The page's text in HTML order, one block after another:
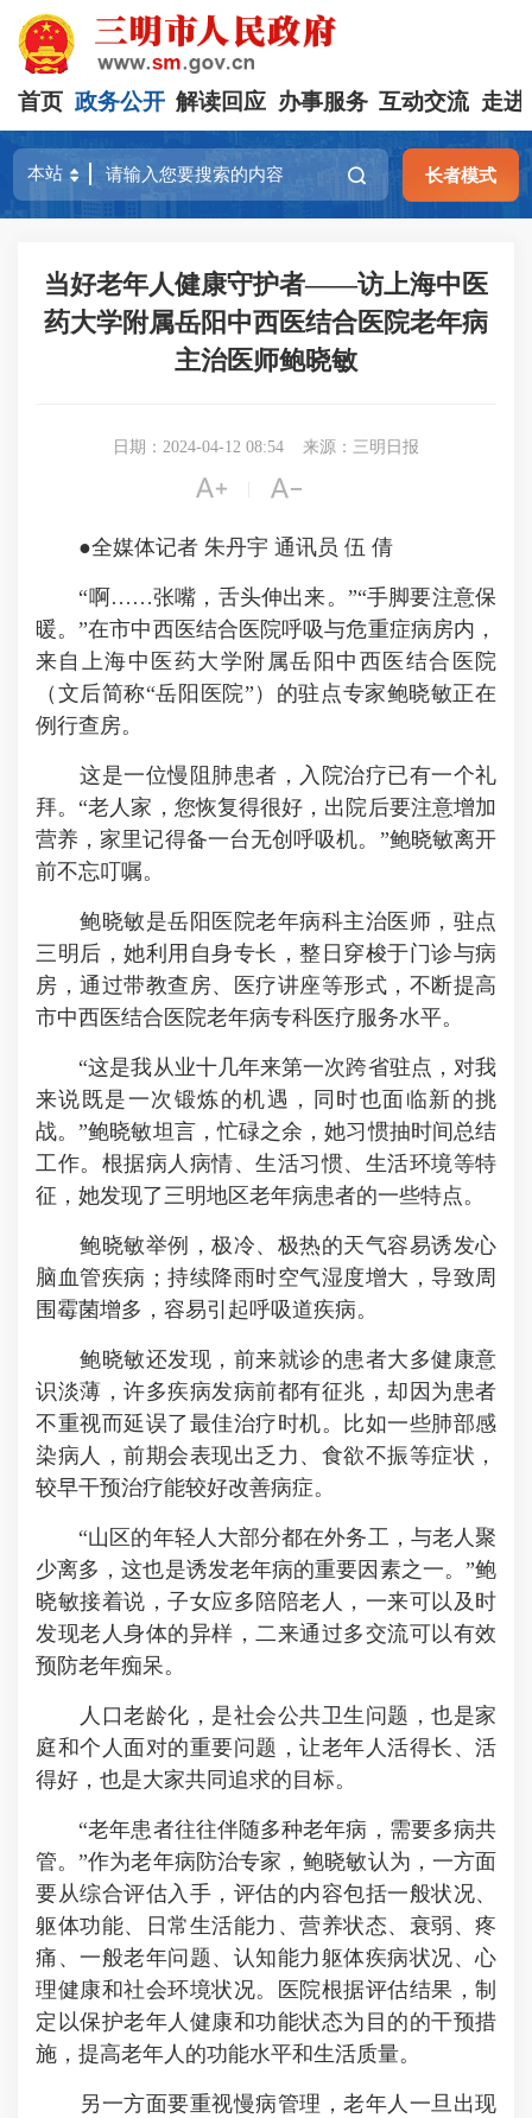
首页 政务公开 解读回应 办事服务 互动交流 走进
长者模式
当好老年人健康守护者——访上海中医
药大学附属岳阳中西医结合医院老年病
主治医师鲍晓敏
日期：2024-04-12 08:54 来源：三明日报
 
●全媒体记者 朱丹宇 通讯员 伍 倩
“啊……张嘴，舌头伸出来。”“手脚要注意保
暖。”在市中西医结合医院呼吸与危重症病房内，
来自上海中医药大学附属岳阳中西医结合医院
（文后简称“岳阳医院”）的驻点专家鲍晓敏正在
例行查房。
这是一位慢阻肺患者，入院治疗已有一个礼
拜。“老人家，您恢复得很好，出院后要注意增加
营养，家里记得备一台无创呼吸机。”鲍晓敏离开
前不忘叮嘱。
鲍晓敏是岳阳医院老年病科主治医师，驻点
三明后，她利用自身专长，整日穿梭于门诊与病
房，通过带教查房、医疗讲座等形式，不断提高
市中西医结合医院老年病专科医疗服务水平。
“这是我从业十几年来第一次跨省驻点，对我
来说既是一次锻炼的机遇，同时也面临新的挑
战。”鲍晓敏坦言，忙碌之余，她习惯抽时间总结
工作。根据病人病情、生活习惯、生活环境等特
征，她发现了三明地区老年病患者的一些特点。
鲍晓敏举例，极冷、极热的天气容易诱发心
脑血管疾病；持续降雨时空气湿度增大，导致周
围霉菌增多，容易引起呼吸道疾病。
鲍晓敏还发现，前来就诊的患者大多健康意
识淡薄，许多疾病发病前都有征兆，却因为患者
不重视而延误了最佳治疗时机。比如一些肺部感
染病人，前期会表现出乏力、食欲不振等症状，
较早干预治疗能较好改善病症。
“山区的年轻人大部分都在外务工，与老人聚
少离多，这也是诱发老年病的重要因素之一。”鲍
晓敏接着说，子女应多陪陪老人，一来可以及时
发现老人身体的异样，二来通过多交流可以有效
预防老年痴呆。
人口老龄化，是社会公共卫生问题，也是家
庭和个人面对的重要问题，让老年人活得长、活
得好，也是大家共同追求的目标。
“老年患者往往伴随多种老年病，需要多病共
管。”作为老年病防治专家，鲍晓敏认为，一方面
要从综合评估入手，评估的内容包括一般状况、
躯体功能、日常生活能力、营养状态、衰弱、疼
痛、一般老年问题、认知能力躯体疾病状况、心
理健康和社会环境状况。医院根据评估结果，制
定以保护老年人健康和功能状态为目的的干预措
施，提高老年人的功能水平和生活质量。
另一方面要重视慢病管理，老年人一旦出现